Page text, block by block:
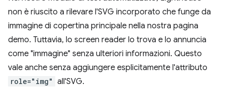
non è riuscito a rilevare l'SVG incorporato che funge da
immagine di copertina principale nella nostra pagina
demo. Tuttavia, lo screen reader lo trova e lo annuncia
come "immagine" senza ulteriori informazioni. Questo
vale anche senza aggiungere esplicitamente l'attributo
role="img" all'SVG.